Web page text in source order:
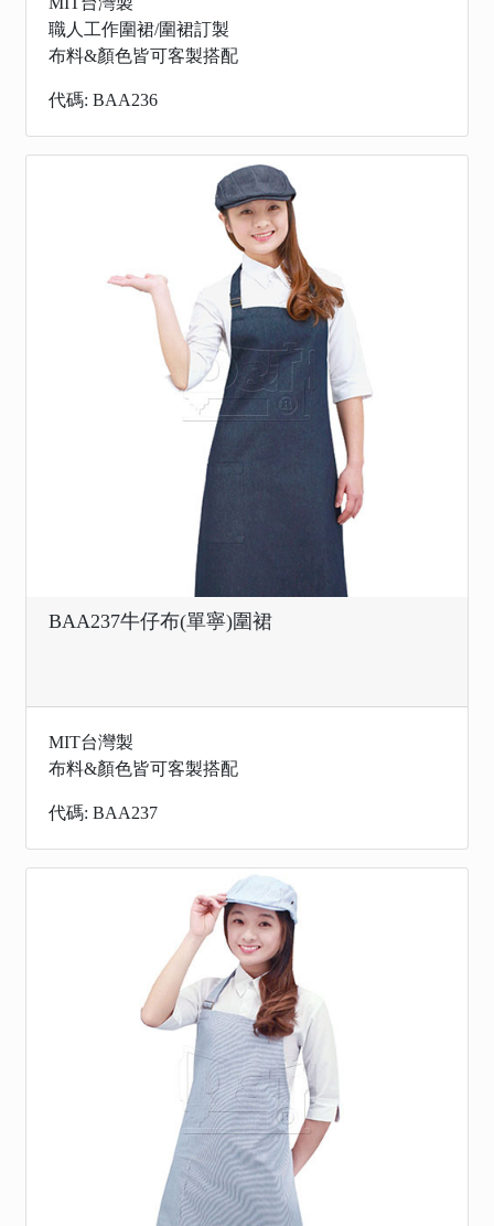
職人工作圍裙/圍裙訂製
布料&顏色皆可客製搭配
代碼: BAA236
BAA237牛仔布(單寧)圍裙
MIT台灣製
布料&顏色皆可客製搭配
代碼: BAA237